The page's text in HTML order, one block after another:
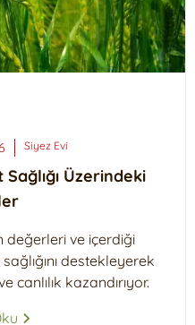
Siyez Evi
Sağlığı Üzerindeki
değerleri ve içerdiği
destekleyerek
canlılık kazandırıyor.